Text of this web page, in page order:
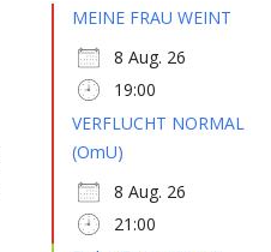
MEINE FRAU WEINT
8 Aug. 26
19:00
VERFLUCHT NORMAL
(OmU)
8 Aug. 26
21:00